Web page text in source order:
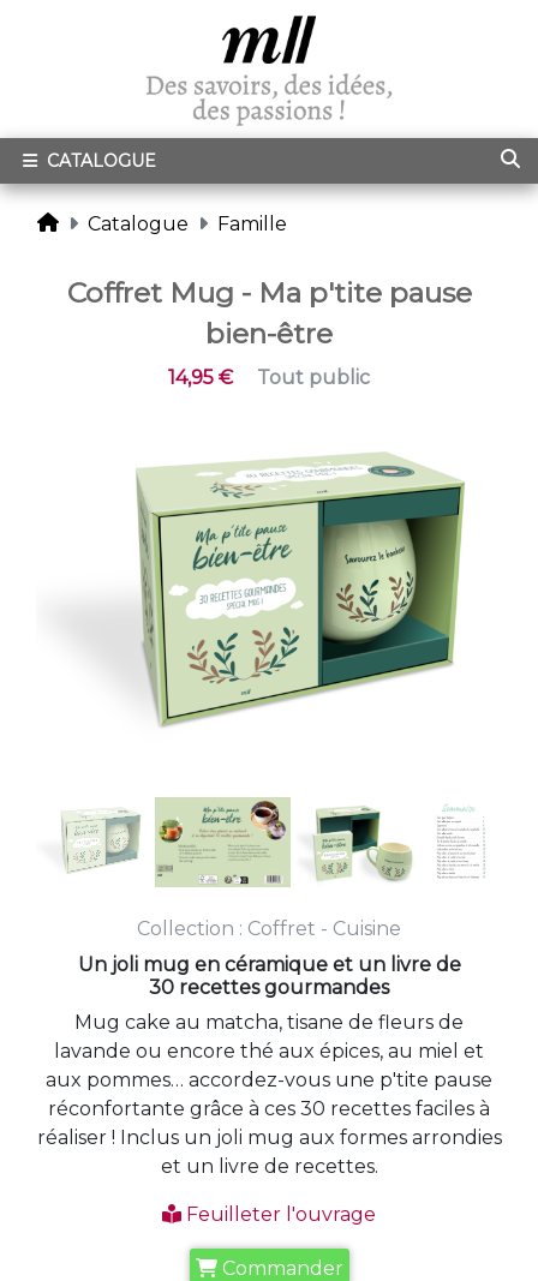
CATALOGUE
Catalogue Famille
Coffret Mug - Ma p'tite pause
bien-être
14,95 € Tout public
Collection : Coffret - Cuisine
Un joli mug en céramique et un livre de
30 recettes gourmandes
Mug cake au matcha, tisane de fleurs de
lavande ou encore thé aux épices, au miel et
aux pommes… accordez-vous une p'tite pause
réconfortante grâce à ces 30 recettes faciles à
réaliser ! Inclus un joli mug aux formes arrondies
et un livre de recettes.
Feuilleter l'ouvrage
Commander